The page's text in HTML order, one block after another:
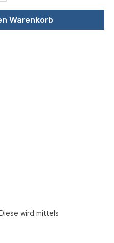
Warenkorb
wird mittels